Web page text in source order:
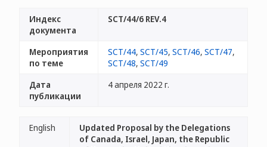
Индекс
документа
SCT/44/6 REV.4
Мероприятия
по теме
SCT/44, SCT/45, SCT/46, SCT/47,
SCT/48, SCT/49
Дата
публикации
4 апреля 2022 г.
English
Updated Proposal by the Delegations
of Canada, Israel, Japan, the Republic